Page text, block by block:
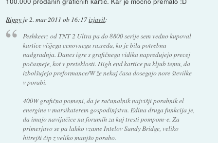
Rippy je2. mar 2011 ob 16:17izjavil:
Peshkeer; od TNT 2 Ultra pa do 8800 serije sem vedno kupoval
kartice višjega cenovnega razreda, ko je bila potrebna
nadgradnja. Danes igre s grafičnega vidika napredujejo precej
počasneje, kot v preteklosti. High end kartice pa kljub temu, da
izbolšujejo preformance/W že nekaj časa dosegajo nore številke
v porabi.
400W grafična pomeni, da je računalnik najvišji porabnik el
energine v marsikaterem gospodinjstvu. Edina druga funkcija je,
da imajo navijačice na forumih za kaj tresti pompom-e. Za
primerjavo se pa lahko vzame Intelov Sandy Bridge, veliko
hitrejši čip z veliko manjšo porabo.